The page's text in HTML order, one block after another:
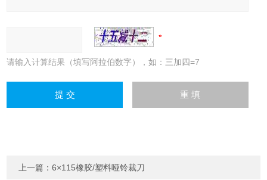
请输入计算结果（填写阿拉伯数字），如：三加四=7
上一篇：6×115橡胶/塑料哑铃裁刀